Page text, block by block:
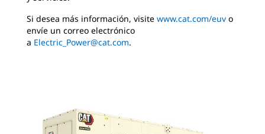
Si desea más información, visite www.cat.com/euv o
envíe un correo electrónico
a Electric_Power@cat.com.